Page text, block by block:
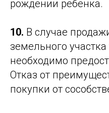
рождении ребенка.
10. В случае
земельного
необходимо
Отказ от
покупки от